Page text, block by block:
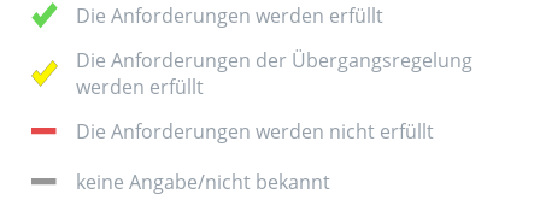
Die Anforderungen werden erfüllt
Die Anforderungen der Übergangsregelung
werden erfüllt
Die Anforderungen werden nicht erfüllt
keine Angabe/nicht bekannt